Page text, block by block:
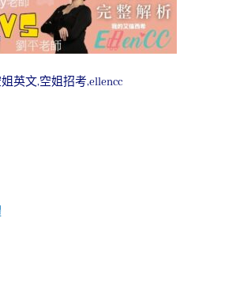
英文,空姐招考,ellencc